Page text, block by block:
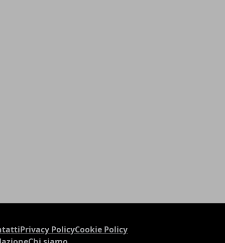
Privacy PolicyCookie Policy